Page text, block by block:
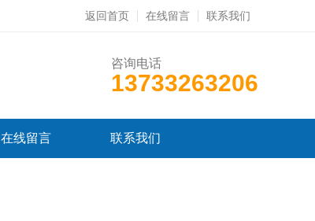
返回首页 在线留言 联系我们
咨询电话
13733263206
在线留言 联系我们